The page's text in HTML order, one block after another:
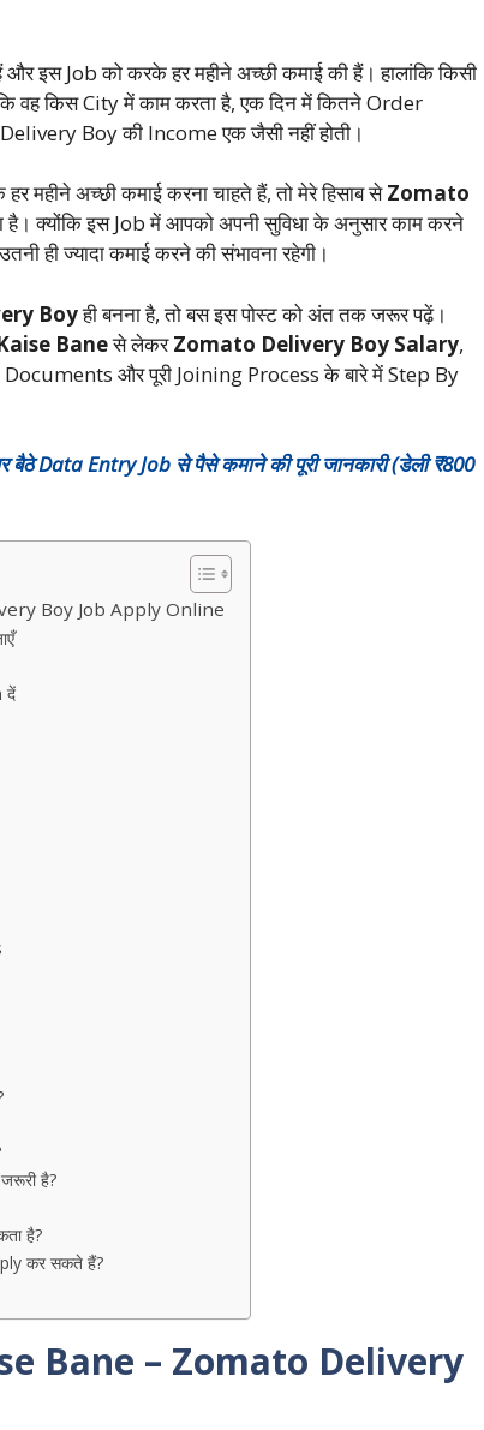
और इस Job को करके हर महीने अच्छी कमाई की हैं। हालांकि किसी
वह किस City में काम करता है, एक दिन में कितने Order
Boy की Income एक जैसी नहीं होती।
महीने अच्छी कमाई करना चाहते हैं, तो मेरे हिसाब सेZomato
क्योंकि इस Job में आपको अपनी सुविधा के अनुसार काम करने
ही ज्यादा कमाई करने की संभावना रहेगी।
Boyही बनना है, तो बस इस पोस्ट को अंत तक जरूर पढ़ें।
Baneसे लेकरZomato Delivery Boy Salary,
Documents और पूरी Joining Process के बारे में Step By
Data Entry Job से पैसे कमाने की पूरी जानकारी (डेली ₹800
Boy Job Apply Online
दें
है?
है?
कर सकते हैं?
Bane – Zomato Delivery